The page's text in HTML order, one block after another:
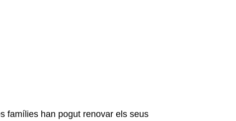
famílies han pogut renovar els seus